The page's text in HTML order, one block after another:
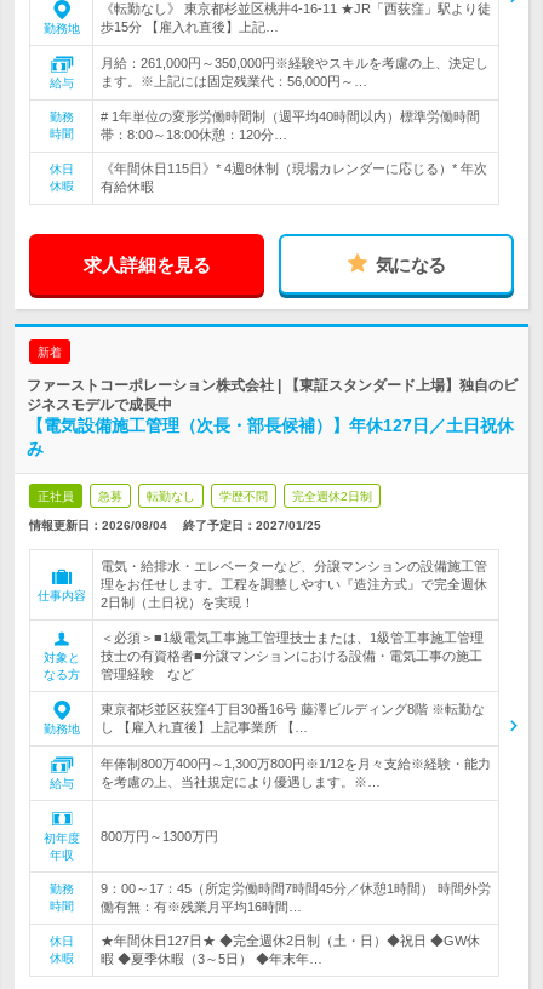
勤務地
《転勤なし》 東京都杉並区桃井4-16-11 ★JR「西荻窪」駅より徒
歩15分 【雇入れ直後】上記…
給与
月給：261,000円～350,000円※経験やスキルを考慮の上、決定し
ます。※上記には固定残業代：56,000円～…
勤務
時間
# 1年単位の変形労働時間制（週平均40時間以内）標準労働時間
帯：8:00～18:00休憩：120分…
休日
休暇
《年間休日115日》* 4週8休制（現場カレンダーに応じる）* 年次
有給休暇
求人詳細を見る 気になる
新着
ファーストコーポレーション株式会社 | 【東証スタンダード上場】独自のビ
ジネスモデルで成長中
【電気設備施工管理（次長・部長候補）】年休127日／土日祝休
み
正社員 急募 転勤なし 学歴不問 完全週休2日制
情報更新日：2026/08/04 終了予定日： 2027/01/25
仕事内容
電気・給排水・エレベーターなど、分譲マンションの設備施工管
理をお任せします。工程を調整しやすい『造注方式』で完全週休
2日制（土日祝）を実現！
対象と
なる方
＜必須＞■1級電気工事施工管理技士または、1級管工事施工管理
技士の有資格者■分譲マンションにおける設備・電気工事の施工
管理経験 など
勤務地
東京都杉並区荻窪4丁目30番16号 藤澤ビルディング8階 ※転勤な
し 【雇入れ直後】上記事業所 【…
給与
年俸制800万400円～1,300万800円※1/12を月々支給※経験・能力
を考慮の上、当社規定により優遇します。※…
初年度
年収
800万円～1300万円
勤務
時間
9：00～17：45（所定労働時間7時間45分／休憩1時間） 時間外労
働有無：有※残業月平均16時間…
休日
休暇
★年間休日127日★ ◆完全週休2日制（土・日）◆祝日 ◆GW休
暇 ◆夏季休暇（3～5日） ◆年末年…